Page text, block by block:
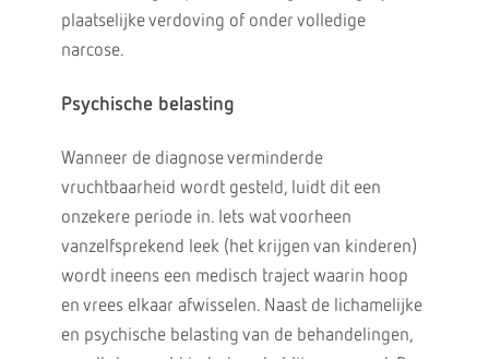
plaatselijke verdoving of onder volledige
narcose.
Psychische belasting
Wanneer de diagnose verminderde
vruchtbaarheid wordt gesteld, luidt dit een
onzekere periode in. Iets wat voorheen
vanzelfsprekend leek (het krijgen van kinderen)
wordt ineens een medisch traject waarin hoop
en vrees elkaar afwisselen. Naast de lichamelijke
en psychische belasting van de behandelingen,